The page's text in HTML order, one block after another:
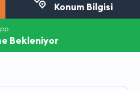
Konum Bilgisi
Bekleniyor